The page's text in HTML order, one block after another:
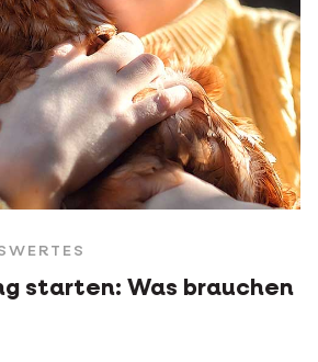
starten: Was brauchen